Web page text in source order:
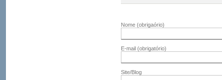
Nome (obrigaório)
E-mail (obrigatório)
Site/Blog